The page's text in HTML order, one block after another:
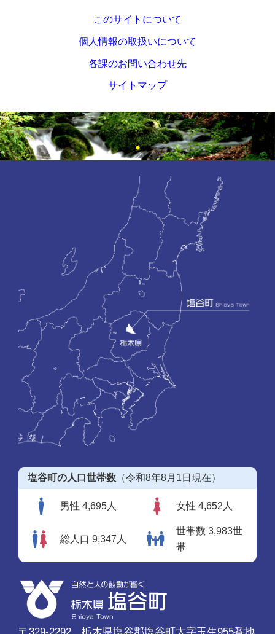
このサイトについて
個人情報の取扱いについて
各課のお問い合わせ先
サイトマップ
塩谷町の人口世帯数 （令和8年8月1日現在）
男性 4,695人 女性 4,652人
総人口 9,347人
世帯数 3,983世
帯